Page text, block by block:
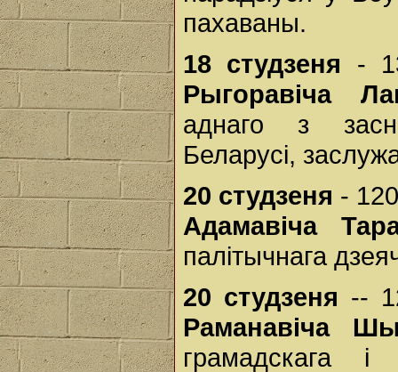
пахаваны.
18 студзеня -
Рыгоравіча
аднаго з
Беларусі,
20 студзеня -
Адамавіча
палітычнага
20 студзеня --
Раманавіча
грамадскага і